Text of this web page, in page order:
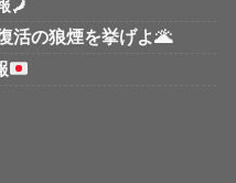
🗾
活の狼煙を挙げよ🌋